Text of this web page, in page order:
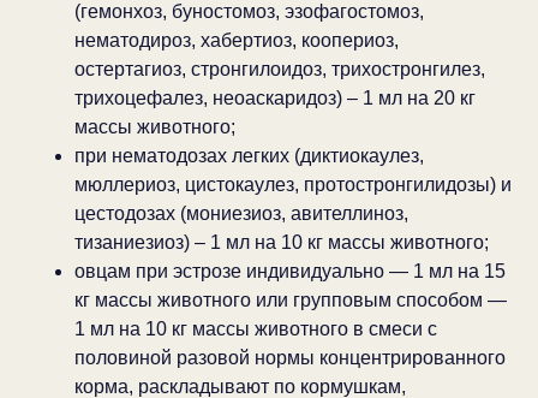
(гемонхоз, буностомоз, эзофагостомоз,
нематодироз, хабертиоз, коопериоз,
остертагиоз, стронгилоидоз, трихостронгилез,
трихоцефалез, неоаскаридоз) – 1 мл на 20 кг
массы животного;
при нематодозах легких (диктиокаулез,
мюллериоз, цистокаулез, протостронгилидозы) и
цестодозах (мониезиоз, авителлиноз,
тизаниезиоз) – 1 мл на 10 кг массы животного;
овцам при эстрозе индивидуально — 1 мл на 15
кг массы животного или групповым способом —
1 мл на 10 кг массы животного в смеси с
половиной разовой нормы концентрированного
корма, раскладывают по кормушкам,